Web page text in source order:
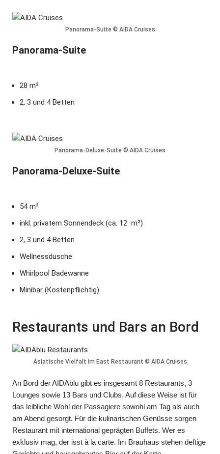
Panorama-Suite © AIDA Cruises
Panorama-Suite
28 m²
2, 3 und 4 Betten
Panorama-Deluxe-Suite © AIDA Cruises
Panorama-Deluxe-Suite
54 m²
inkl. privatem Sonnendeck (ca. 12 m²)
2, 3 und 4 Betten
Wellnessdusche
Whirlpool Badewanne
Minibar (Kostenpflichtig)
Restaurants und Bars an Bord
Asiatische Vielfalt im East Restaurant © AIDA Cruises
An Bord der AIDAblu gibt es insgesamt 8 Restaurants, 3
Lounges sowie 13 Bars und Clubs. Auf diese Weise ist für
das leibliche Wohl der Passagiere sowohl am Tag als auch
am Abend gesorgt. Für die kulinarischen Genüsse sorgen
Restaurant mit international geprägten Buffets. Wer es
exklusiv mag, der isst à la carte. Im Brauhaus stehen deftige